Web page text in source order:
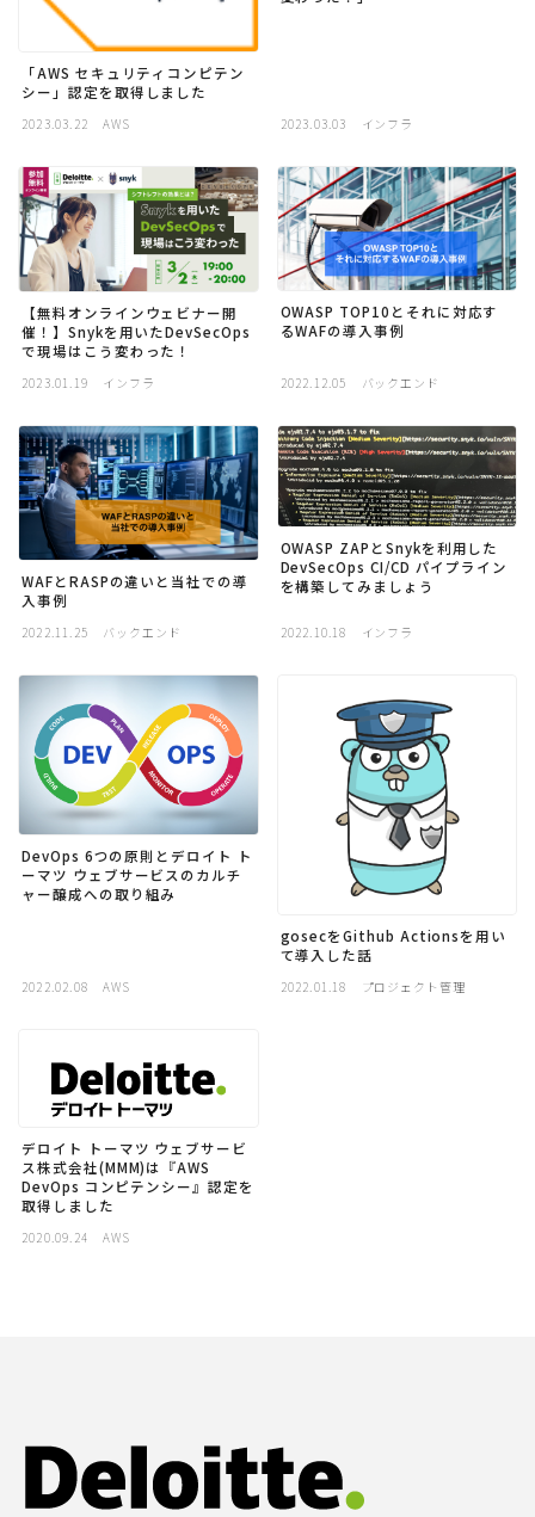
「AWS セキュリティコンピテン
シー」認定を取得しました
2023.03.22 AWS 2023.03.03 インフラ
【無料オンラインウェビナー開
催！】Snykを用いたDevSecOps
で現場はこう変わった！
2023.01.19 インフラ
OWASP TOP10とそれに対応す
るWAFの導入事例
2022.12.05 バックエンド
WAFとRASPの違いと当社での導
入事例
2022.11.25 バックエンド
OWASP ZAPとSnykを利用した
DevSecOps CI/CD パイプライン
を構築してみましょう
2022.10.18 インフラ
DevOps 6つの原則とデロイト ト
ーマツ ウェブサービスのカルチ
ャー醸成への取り組み
2022.02.08 AWS
gosecをGithub Actionsを用い
て導入した話
2022.01.18 プロジェクト管理
デロイト トーマツ ウェブサービ
ス株式会社(MMM)は『AWS
DevOps コンピテンシー』認定を
取得しました
2020.09.24 AWS